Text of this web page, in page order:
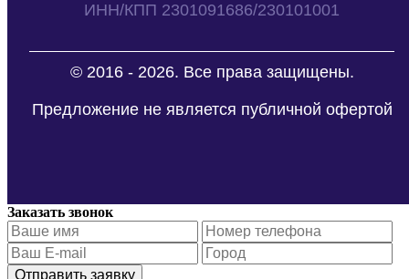
ИНН/КПП 2301091686/230101001
© 2016 - 2026. Все права защищены.
Предложение не является публичной офертой
Заказать звонок
Отправить заявку